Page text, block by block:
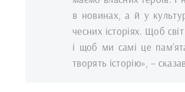
в новинах, а й у
чесних історіях. Щоб
і щоб ми самі це
творять історію», –